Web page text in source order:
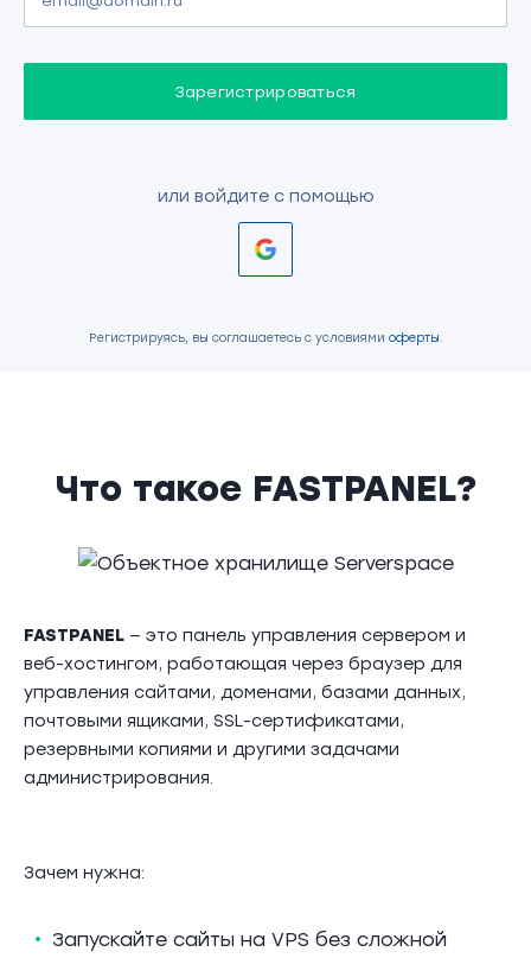
Зарегистрироваться
или войдите с помощью
Регистрируясь, вы соглашаетесь с условиями оферты.
Что такое FASTPANEL?
FASTPANEL — это панель управления сервером и
веб-хостингом, работающая через браузер для
управления сайтами, доменами, базами данных,
почтовыми ящиками, SSL-сертификатами,
резервными копиями и другими задачами
администрирования.
Зачем нужна:
Запускайте сайты на VPS без сложной